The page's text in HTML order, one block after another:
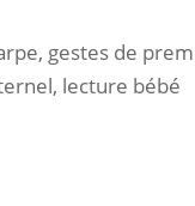
gestes de
lecture bébé